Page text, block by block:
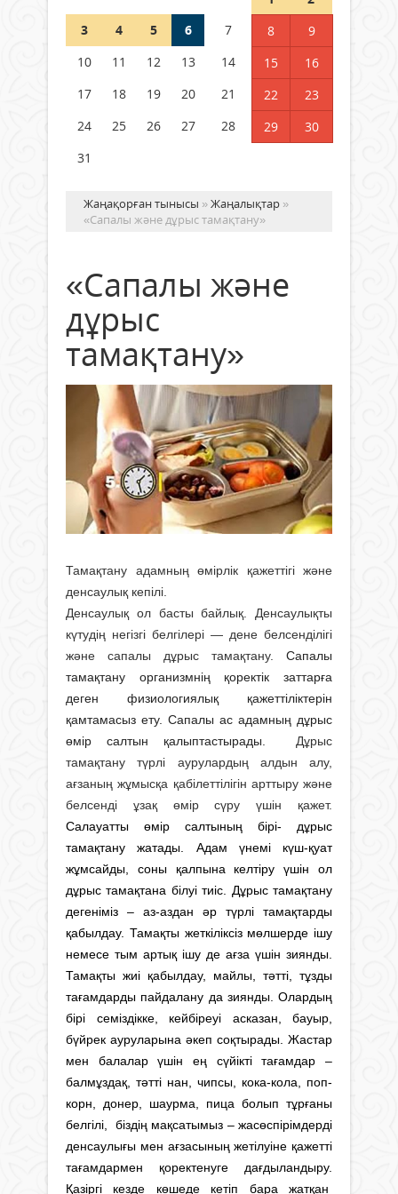
Германия аптап ыстыққа
бастады
04 тамыз 2026 ж.
3
4 5 6 7 8
9
10
11 12 13 14 15
16
17
18 19 20 21 22
23
24
25 26 27 28 29
30
31
Жаңақорған тынысы »Жаңалықтар »
«Сапалы және дұрыс тамақтану»
«Сапалы және
дұрыс
тамақтану»
Тамақтану адамның өмірлік қажеттігі және
денсаулық кепілі.
Денсаулық ол басты байлық. Денсаулықты
күтудің негізгі белгілері — дене белсенділігі
және сапалы дұрыс тамақтану. Сапалы
тамақтану организмнің қоректік заттарға
деген физиологиялық қажеттіліктерін
қамтамасыз ету. Сапалы ас адамның дұрыс
өмір салтын қалыптастырады. Дұрыс
тамақтану түрлі аурулардың алдын алу,
ағзаның жұмысқа қабілеттілігін арттыру және
белсенді ұзақ өмір сүру үшін қажет.
Салауатты өмір салтының бірі- дұрыс
тамақтану жатады. Адам үнемі күш-қуат
жұмсайды, соны қалпына келтіру үшін ол
дұрыс тамақтана білуі тиіс. Дұрыс тамақтану
дегеніміз – аз-аздан әр түрлі тамақтарды
қабылдау. Тамақты жеткіліксіз мөлшерде ішу
немесе тым артық ішу де ағза үшін зиянды.
Тамақты жиі қабылдау, майлы, тәтті, тұзды
тағамдарды пайдалану да зиянды. Олардың
бірі семіздікке, кейбіреуі асказан, бауыр,
бүйрек ауруларына әкеп соқтырады. Жастар
мен балалар үшiн ең сүйiктi тағамдар –
балмұздақ, тәттi нан, чипсы, кока-кола, поп-
корн, донер, шаурма, пица болып тұрғаны
белгiлi, бiздiң мақсатымыз – жасөспiрiмдердi
денсаулығы мен ағзасының жетiлуiне қажеттi
тағамдармен қоректенуге дағдыландыру.
Қазіргі кезде көшеде кетіп бара жатқан